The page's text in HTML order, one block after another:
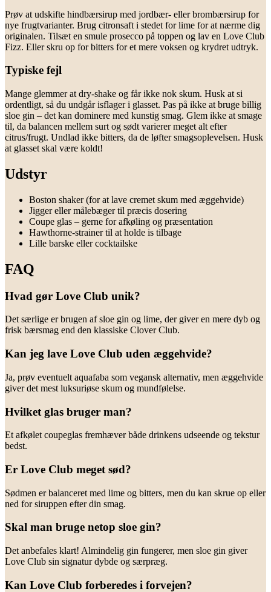
Prøv at udskifte hindbærsirup med jordbær- eller brombærsirup for
nye frugtvarianter. Brug citronsaft i stedet for lime for at nærme dig
originalen. Tilsæt en smule prosecco på toppen og lav en Love Club
Fizz. Eller skru op for bitters for et mere voksen og krydret udtryk.
Typiske fejl
Mange glemmer at dry-shake og får ikke nok skum. Husk at si
ordentligt, så du undgår isflager i glasset. Pas på ikke at bruge billig
sloe gin – det kan dominere med kunstig smag. Glem ikke at smage
til, da balancen mellem surt og sødt varierer meget alt efter
citrus/frugt. Undlad ikke bitters, da de løfter smagsoplevelsen. Husk
at glasset skal være koldt!
Udstyr
Boston shaker (for at lave cremet skum med æggehvide)
Jigger eller målebæger til præcis dosering
Coupe glas – gerne for afkøling og præsentation
Hawthorne-strainer til at holde is tilbage
Lille barske eller cocktailske
FAQ
Hvad gør Love Club unik?
Det særlige er brugen af sloe gin og lime, der giver en mere dyb og
frisk bærsmag end den klassiske Clover Club.
Kan jeg lave Love Club uden æggehvide?
Ja, prøv eventuelt aquafaba som vegansk alternativ, men æggehvide
giver det mest luksuriøse skum og mundfølelse.
Hvilket glas bruger man?
Et afkølet coupeglas fremhæver både drinkens udseende og tekstur
bedst.
Er Love Club meget sød?
Sødmen er balanceret med lime og bitters, men du kan skrue op eller
ned for siruppen efter din smag.
Skal man bruge netop sloe gin?
Det anbefales klart! Almindelig gin fungerer, men sloe gin giver
Love Club sin signatur dybde og særpræg.
Kan Love Club forberedes i forvejen?